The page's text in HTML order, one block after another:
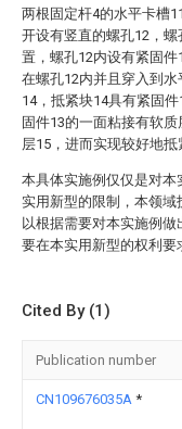
两根固定杆4的水平卡槽
开设有竖直的螺孔12，
置，螺孔12内设有紧固
在螺孔12内并且穿入到
14，抵紧块14具有紧固
固件13的一面粘接有软
层15，进而实现较好地抵
本具体实施例仅仅是对
实用新型的限制，本领
以根据需要对本实施例
要在本实用新型的权利要
Cited By (1)
Publication number
CN109676035A *